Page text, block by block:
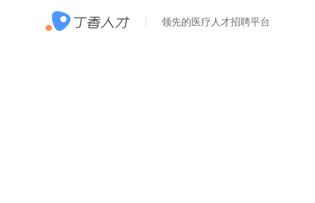
领先的医疗人才招聘平台